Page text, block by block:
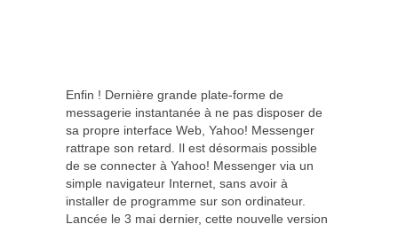
Enfin ! Dernière grande plate-forme de
messagerie instantanée à ne pas disposer de
sa propre interface Web, Yahoo! Messenger
rattrape son retard. Il est désormais possible
de se connecter à Yahoo! Messenger via un
simple navigateur Internet, sans avoir à
installer de programme sur son ordinateur.
Lancée le 3 mai dernier, cette nouvelle version